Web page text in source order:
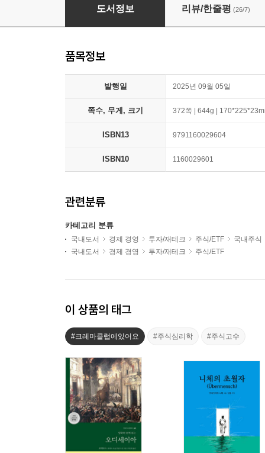
이승조의 4등분 주식 매매법
도서정보 리뷰/한줄평 (26/7)
품목정보
발행일 2025년 09월 05일
쪽수, 무게, 크기 372쪽 | 644g |
ISBN13 9791160029604
ISBN10 1160029601
관련분류
카테고리 분류
국내도서 경제 경영 투자/재테크 주식/ETF
국내주식
국내도서
경제 경영 투자/재테크 주식/ETF
이 상품의 태그
#크레마클럽에있어요 #주식심리학 #주식고수